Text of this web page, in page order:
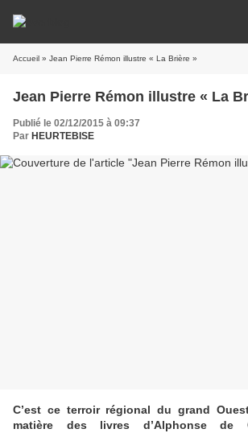
Accueil » Jean Pierre Rémon illustre « La Brière »
Jean Pierre Rémon illustre « La
Publié le 02/12/2015 à 09:37
Par HEURTEBISE
C’est ce terroir régional du grand
matière des livres d’Alphonse de